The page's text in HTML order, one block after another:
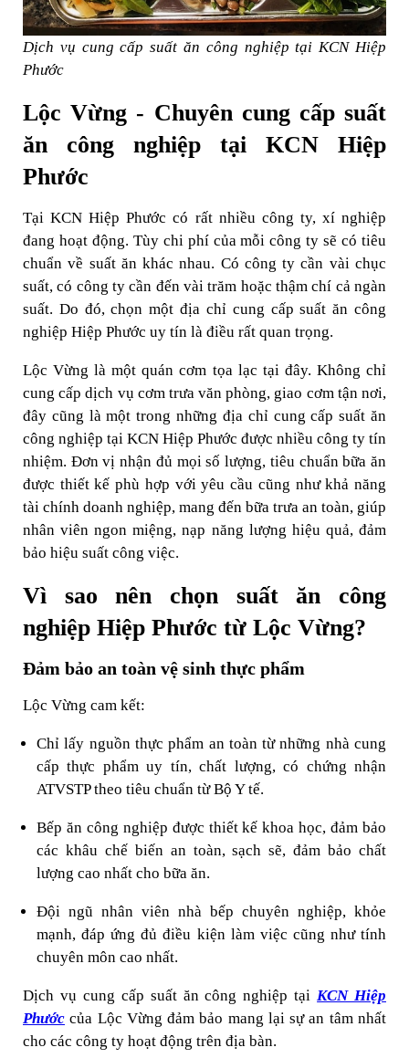
Dịch vụ cung cấp suất ăn công nghiệp tại KCN Hiệp
Phước
Lộc Vừng - Chuyên cung cấp suất
ăn công nghiệp tại KCN Hiệp
Phước
Tại KCN Hiệp Phước có rất nhiều công ty, xí nghiệp
đang hoạt động. Tùy chi phí của mỗi công ty sẽ có tiêu
chuẩn về suất ăn khác nhau. Có công ty cần vài chục
suất, có công ty cần đến vài trăm hoặc thậm chí cả ngàn
suất. Do đó, chọn một địa chỉ cung cấp suất ăn công
nghiệp Hiệp Phước uy tín là điều rất quan trọng.
Lộc Vừng là một quán cơm tọa lạc tại đây. Không chỉ
cung cấp dịch vụ cơm trưa văn phòng, giao cơm tận nơi,
đây cũng là một trong những địa chỉ cung cấp suất ăn
công nghiệp tại KCN Hiệp Phước được nhiều công ty tín
nhiệm. Đơn vị nhận đủ mọi số lượng, tiêu chuẩn bữa ăn
được thiết kế phù hợp với yêu cầu cũng như khả năng
tài chính doanh nghiệp, mang đến bữa trưa an toàn, giúp
nhân viên ngon miệng, nạp năng lượng hiệu quả, đảm
bảo hiệu suất công việc.
Vì sao nên chọn suất ăn công
nghiệp Hiệp Phước từ Lộc Vừng?
Đảm bảo an toàn vệ sinh thực phẩm
Lộc Vừng cam kết:
Chỉ lấy nguồn thực phẩm an toàn từ những nhà cung
cấp thực phẩm uy tín, chất lượng, có chứng nhận
ATVSTP theo tiêu chuẩn từ Bộ Y tế.
Bếp ăn công nghiệp được thiết kế khoa học, đảm bảo
các khâu chế biến an toàn, sạch sẽ, đảm bảo chất
lượng cao nhất cho bữa ăn.
Đội ngũ nhân viên nhà bếp chuyên nghiệp, khỏe
mạnh, đáp ứng đủ điều kiện làm việc cũng như tính
chuyên môn cao nhất.
Dịch vụ cung cấp suất ăn công nghiệp tại KCN Hiệp
Phước của Lộc Vừng đảm bảo mang lại sự an tâm nhất
cho các công ty hoạt động trên địa bàn.